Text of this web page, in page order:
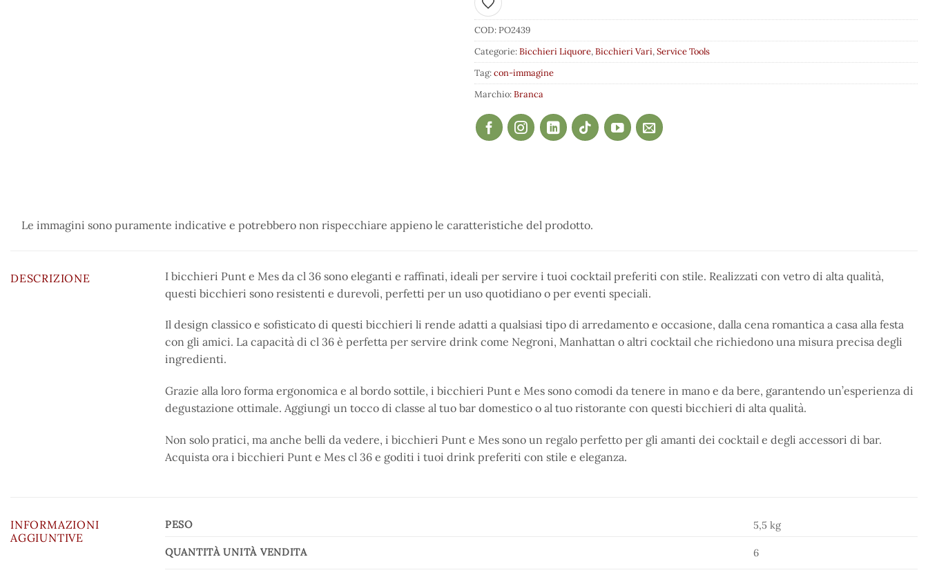
Aggiungi ai preferiti
COD:PO2439
Categorie:Bicchieri Liquore,Bicchieri Vari,Service Tools
Tag:con-immagine
Marchio:Branca
Le immagini sono puramente indicative e potrebbero non rispecchiare appieno le caratteristiche del prodotto.
DESCRIZIONE
I bicchieri Punt e Mes da cl 36 sono eleganti e raffinati, ideali per servire i tuoi cocktail preferiti con stile. Realizzati con vetro di alta qualità,
questi bicchieri sono resistenti e durevoli, perfetti per un uso quotidiano o per eventi speciali.
Il design classico e sofisticato di questi bicchieri li rende adatti a qualsiasi tipo di arredamento e occasione, dalla cena romantica a casa alla festa
con gli amici. La capacità di cl 36 è perfetta per servire drink come Negroni, Manhattan o altri cocktail che richiedono una misura precisa degli
ingredienti.
Grazie alla loro forma ergonomica e al bordo sottile, i bicchieri Punt e Mes sono comodi da tenere in mano e da bere, garantendo un’esperienza di
degustazione ottimale. Aggiungi un tocco di classe al tuo bar domestico o al tuo ristorante con questi bicchieri di alta qualità.
Non solo pratici, ma anche belli da vedere, i bicchieri Punt e Mes sono un regalo perfetto per gli amanti dei cocktail e degli accessori di bar.
Acquista ora i bicchieri Punt e Mes cl 36 e goditi i tuoi drink preferiti con stile e eleganza.
INFORMAZIONI
AGGIUNTIVE
PESO 5,5 kg
QUANTITÀ UNITÀ VENDITA 6